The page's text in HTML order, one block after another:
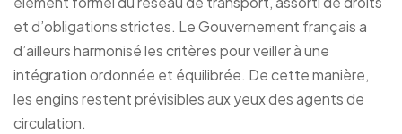
et d’obligations strictes. Le Gouvernement français a
d’ailleurs harmonisé les critères pour veiller à une
intégration ordonnée et équilibrée. De cette manière,
les engins restent prévisibles aux yeux des agents de
circulation.